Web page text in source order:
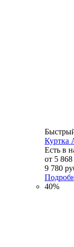
Куртка
Есть в
от 5
9 780
40%